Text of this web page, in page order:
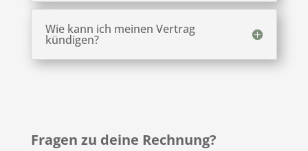
Wie kann ich meinen Vertrag
kündigen?
Fragen zu deine Rechnung?